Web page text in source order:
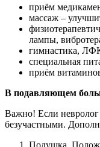
приём
массаж –
лампы,
гимнастика,
специальная
приём
В подавляющем
Важно! Если невролог
безучастными.